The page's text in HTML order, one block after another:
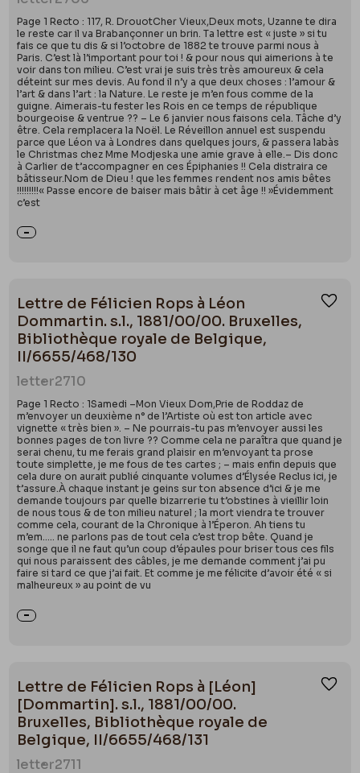
Page 1 Recto : 117, R. DrouotCher Vieux,Deux mots, Uzanne te dira
le reste car il va Brabançonner un brin. Ta lettre est « juste » si tu
fais ce que tu dis & si l’octobre de 1882 te trouve parmi nous à
Paris. C’est là l’important pour toi ! & pour nous qui aimerions à te
voir dans ton milieu. C’est vrai je suis très très amoureux & cela
déteint sur mes devis. Au fond il n’y a que deux choses : l’amour &
l’art & dans l’art : la Nature. Le reste je m’en fous comme de la
guigne. Aimerais-tu fester les Rois en ce temps de république
bourgeoise & ventrue ?? – Le 6 janvier nous faisons cela. Tâche d’y
être. Cela remplacera la Noël. Le Réveillon annuel est suspendu
parce que Léon va à Londres dans quelques jours, & passera labàs
le Christmas chez Mme Modjeska une amie grave à elle.– Dis donc
à Carlier de t’accompagner en ces Épiphanies !! Cela distraira ce
bâtisseur.Nom de Dieu ! que les femmes rendent nos amis bêtes
!!!!!!!!!« Passe encore de baiser mais bâtir à cet âge !! »Évidemment
c’est
Lettre de Félicien Rops à Léon
Dommartin. s.l., 1881/00/00. Bruxelles,
Bibliothèque royale de Belgique,
II/6655/468/130
letter2710
Page 1 Recto : 1Samedi –Mon Vieux Dom,Prie de Roddaz de
m’envoyer un deuxième n° de l’Artiste où est ton article avec
vignette « très bien ». – Ne pourrais-tu pas m’envoyer aussi les
bonnes pages de ton livre ?? Comme cela ne paraîtra que quand je
serai chenu, tu me ferais grand plaisir en m’envoyant ta prose
toute simplette, je me fous de tes cartes ; – mais enfin depuis que
cela dure on aurait publié cinquante volumes d’Élysée Reclus ici, je
t’assure.À chaque instant je geins sur ton absence d’ici & je me
demande toujours par quelle bizarrerie tu t’obstines à vieillir loin
de nous tous & de ton milieu naturel ; la mort viendra te trouver
comme cela, courant de la Chronique à l’Éperon. Ah tiens tu
m’em….. ne parlons pas de tout cela c’est trop bête. Quand je
songe que il ne faut qu’un coup d’épaules pour briser tous ces fils
qui nous paraissent des câbles, je me demande comment j’ai pu
faire si tard ce que j’ai fait. Et comme je me félicite d’avoir été « si
malheureux » au point de vu
Lettre de Félicien Rops à [Léon]
[Dommartin]. s.l., 1881/00/00.
Bruxelles, Bibliothèque royale de
Belgique, II/6655/468/131
letter2711